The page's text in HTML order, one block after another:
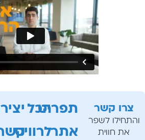
תפריט
אתר
הכל
לרוויט
צרו קשר
והתחילו לשפר
את חווית
קשר